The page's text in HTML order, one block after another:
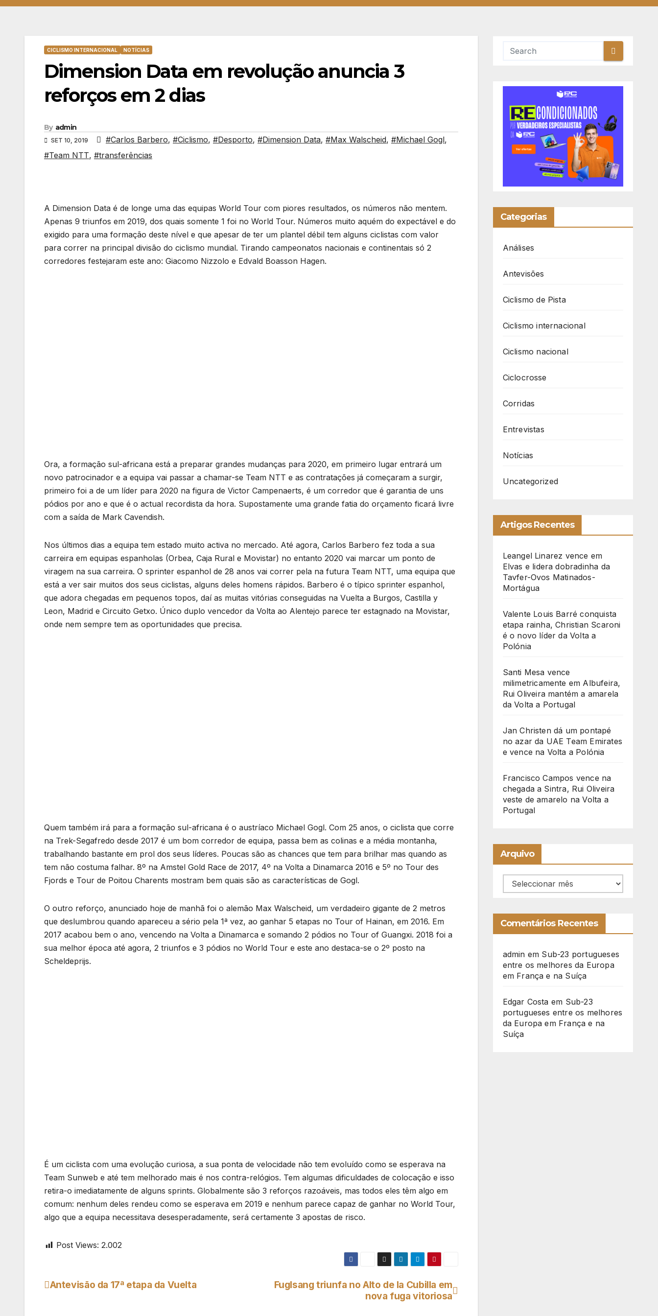
CICLISMO INTERNACIONAL NOTÍCIAS
Dimension Data em revolução anuncia 3
reforços em 2 dias
By admin
SET 10, 2019 #Carlos Barbero, #Ciclismo, #Desporto, #Dimension Data, #Max Walscheid, #Michael Gogl,
#Team NTT, #transferências
A Dimension Data é de longe uma das equipas World Tour com piores resultados, os números não mentem.
Apenas 9 triunfos em 2019, dos quais somente 1 foi no World Tour. Números muito aquém do expectável e do
exigido para uma formação deste nível e que apesar de ter um plantel débil tem alguns ciclistas com valor
para correr na principal divisão do ciclismo mundial. Tirando campeonatos nacionais e continentais só 2
corredores festejaram este ano: Giacomo Nizzolo e Edvald Boasson Hagen.
Ora, a formação sul-africana está a preparar grandes mudanças para 2020, em primeiro lugar entrará um
novo patrocinador e a equipa vai passar a chamar-se Team NTT e as contratações já começaram a surgir,
primeiro foi a de um líder para 2020 na figura de Victor Campenaerts, é um corredor que é garantia de uns
pódios por ano e que é o actual recordista da hora. Supostamente uma grande fatia do orçamento ficará livre
com a saída de Mark Cavendish.
Nos últimos dias a equipa tem estado muito activa no mercado. Até agora, Carlos Barbero fez toda a sua
carreira em equipas espanholas (Orbea, Caja Rural e Movistar) no entanto 2020 vai marcar um ponto de
viragem na sua carreira. O sprinter espanhol de 28 anos vai correr pela na futura Team NTT, uma equipa que
está a ver sair muitos dos seus ciclistas, alguns deles homens rápidos. Barbero é o típico sprinter espanhol,
que adora chegadas em pequenos topos, daí as muitas vitórias conseguidas na Vuelta a Burgos, Castilla y
Leon, Madrid e Circuito Getxo. Único duplo vencedor da Volta ao Alentejo parece ter estagnado na Movistar,
onde nem sempre tem as oportunidades que precisa.
Quem também irá para a formação sul-africana é o austríaco Michael Gogl. Com 25 anos, o ciclista que corre
na Trek-Segafredo desde 2017 é um bom corredor de equipa, passa bem as colinas e a média montanha,
trabalhando bastante em prol dos seus líderes. Poucas são as chances que tem para brilhar mas quando as
tem não costuma falhar. 8º na Amstel Gold Race de 2017, 4º na Volta a Dinamarca 2016 e 5º no Tour des
Fjords e Tour de Poitou Charents mostram bem quais são as características de Gogl.
O outro reforço, anunciado hoje de manhã foi o alemão Max Walscheid, um verdadeiro gigante de 2 metros
que deslumbrou quando apareceu a sério pela 1ª vez, ao ganhar 5 etapas no Tour of Hainan, em 2016. Em
2017 acabou bem o ano, vencendo na Volta a Dinamarca e somando 2 pódios no Tour of Guangxi. 2018 foi a
sua melhor época até agora, 2 triunfos e 3 pódios no World Tour e este ano destaca-se o 2º posto na
Scheldeprijs.
É um ciclista com uma evolução curiosa, a sua ponta de velocidade não tem evoluído como se esperava na
Team Sunweb e até tem melhorado mais é nos contra-relógios. Tem algumas dificuldades de colocação e isso
retira-o imediatamente de alguns sprints. Globalmente são 3 reforços razoáveis, mas todos eles têm algo em
comum: nenhum deles rendeu como se esperava em 2019 e nenhum parece capaz de ganhar no World Tour,
algo que a equipa necessitava desesperadamente, será certamente 3 apostas de risco.
Post Views: 2.002
Navegação
Fuglsang triunfa no Alto de la Cubilla em
nova fuga vitoriosa
Antevisão da 17ª etapa da Vuelta
Categorias
Análises
Antevisões
Ciclismo de Pista
Ciclismo internacional
Ciclismo nacional
Ciclocrosse
Corridas
Entrevistas
Notícias
Uncategorized
Artigos Recentes
Leangel Linarez vence em
Elvas e lidera dobradinha da
Tavfer-Ovos Matinados-
Mortágua
Valente Louis Barré conquista
etapa rainha, Christian Scaroni
é o novo líder da Volta a
Polónia
Santi Mesa vence
milimetricamente em Albufeira,
Rui Oliveira mantém a amarela
da Volta a Portugal
Jan Christen dá um pontapé
no azar da UAE Team Emirates
e vence na Volta a Polónia
Francisco Campos vence na
chegada a Sintra, Rui Oliveira
veste de amarelo na Volta a
Portugal
Arquivo
Arquivo
Comentários Recentes
admin em Sub-23 portugueses
entre os melhores da Europa
em França e na Suíça
Edgar Costa em Sub-23
portugueses entre os melhores
da Europa em França e na
Suíça